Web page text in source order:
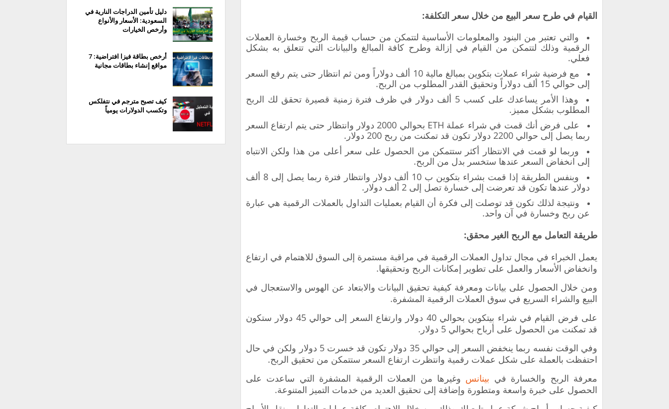
القيام في طرح سعر البيع من خلال سعر التكلفة:
والتي تعتبر من البنود والمعلومات الأساسية لتتمكن من حساب قيمة الربح وخسارة العملات
الرقمية وذلك لتتمكن من القيام في إزالة وطرح كافة المبالغ والبيانات التي تتعلق به بشكل
فعلي.
مع فرضية شراء عملات بتكوين بمبالغ مالية 10 ألف دولاراً ومن ثم انتظار حتى يتم رفع السعر
إلى حوالي 15 ألف دولاراً وتحقيق القدر المطلوب من الربح.
وهذا الأمر يساعدك على كسب 5 ألف دولار في ظرف فترة زمنية قصيرة تحقق لك الربح
المطلوب بشكل مميز.
على فرض أنك قمت في شراء عملة ETH بحوالي 2000 دولار وانتظار حتى يتم ارتفاع السعر
ربما يصل إلى حوالي 2200 دولار تكون قد تمكنت من ربح 200 دولار.
وربما لو قمت في الانتظار أكثر ستتمكن من الحصول على سعر أعلى من هذا ولكن الانتباه
إلى انخفاض السعر عندها ستخسر بدل من الربح.
وبنفس الطريقة إذا قمت بشراء بتكوين ب 10 ألف دولار وانتظار فترة ربما يصل إلى 8 ألف
دولار عندها تكون قد تعرضت إلى خسارة تصل إلى 2 ألف دولار.
ونتيجة لذلك تكون قد توصلت إلى فكرة أن القيام بعمليات التداول بالعملات الرقمية هي عبارة
عن ربح وخسارة في آن واحد.
طريقة التعامل مع الربح الغير محقق:
يعمل الخبراء في مجال تداول العملات الرقمية في مراقبة مستمرة إلى السوق للاهتمام في ارتفاع
وانخفاض الأسعار والعمل على تطوير إمكانات الربح وتحقيقها.
ومن خلال الحصول على بيانات ومعرفة كيفية تحقيق البيانات والابتعاد عن الهوس والاستعجال في
البيع والشراء السريع في سوق العملات الرقمية المشفرة.
على فرض القيام في شراء بيتكوين بحوالي 40 دولار وارتفاع السعر إلى حوالي 45 دولار ستكون
قد تمكنت من الحصول على أرباح بحوالي 5 دولار.
وفي الوقت نفسه ربما ينخفض السعر إلى حوالي 35 دولار تكون قد خسرت 5 دولار ولكن في حال
احتفظت بالعملة على شكل عملات رقمية وانتظرت ارتفاع السعر ستتمكن من تحقيق الربح.
معرفة الربح والخسارة في بينانس وغيرها من العملات الرقمية المشفرة التي ساعدت على
الحصول على خبرة واسعة ومتطورة وإضافة إلى تحقيق العديد من خدمات التميز المتنوعة.
دليل تأمين الدراجات النارية في
السعودية: الأسعار والأنواع
وأرخص الخيارات
أرخص بطاقة فيزا افتراضية: 7
مواقع إنشاء بطاقات مجانية
كيف تصبح مترجم في نتفلكس
وتكسب الدولارات يومياً